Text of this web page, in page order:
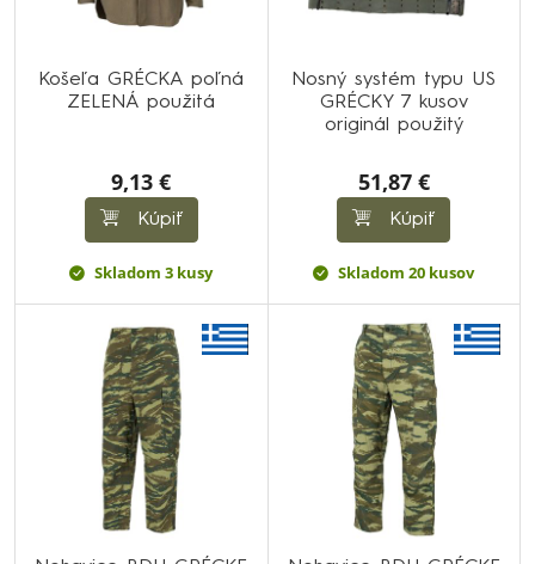
Košeľa GRÉCKA poľná
ZELENÁ použitá
9,13 €
Kúpiť
Skladom 3 kusy
Nosný systém typu US
GRÉCKY 7 kusov
originál použitý
51,87 €
Kúpiť
Skladom 20 kusov